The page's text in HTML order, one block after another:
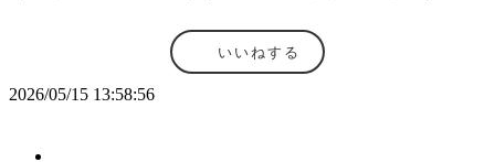
いいねする
2026/05/15 13:58:56